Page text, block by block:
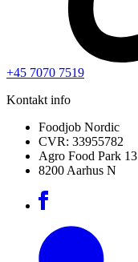
+45 7070 7519
Kontakt info
Foodjob Nordic
CVR: 33955782
Agro Food Park 13
8200 Aarhus N